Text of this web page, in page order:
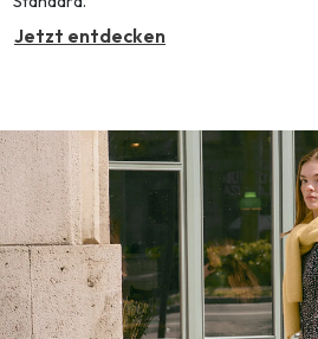
Jetzt entdecken